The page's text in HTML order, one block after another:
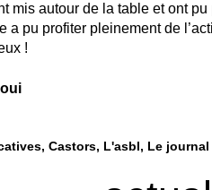
mis autour de la table et ont
a pu profiter pleinement de
!
Castors L'asbl Le journal